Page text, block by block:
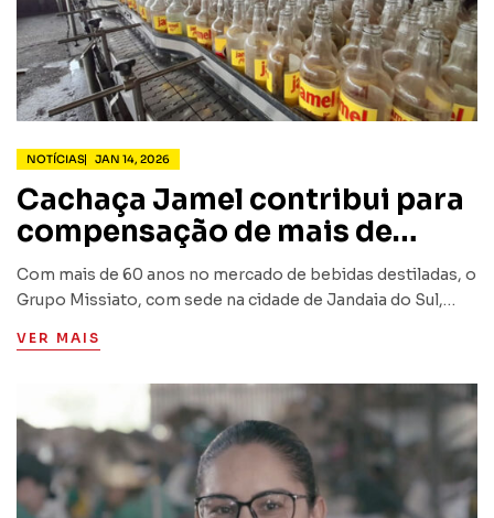
NOTÍCIAS JAN 14, 2026
Cachaça Jamel contribui para
compensação de mais de
6.200 toneladas de materiais
recicláveis em fevereiro
Com mais de 60 anos no mercado de bebidas destiladas, o
Grupo Missiato, com sede na cidade de Jandaia do Sul,
de logística reversa e descarte consciente…
VER MAIS